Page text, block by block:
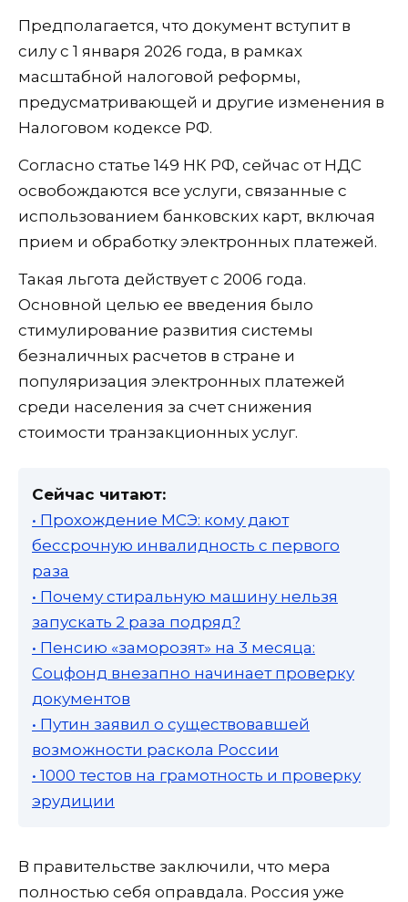
Предполагается, что документ вступит в
силу с 1 января 2026 года, в рамках
масштабной налоговой реформы,
предусматривающей и другие изменения в
Налоговом кодексе РФ.
Согласно статье 149 НК РФ, сейчас от НДС
освобождаются все услуги, связанные с
использованием банковских карт, включая
прием и обработку электронных платежей.
Такая льгота действует с 2006 года.
Основной целью ее введения было
стимулирование развития системы
безналичных расчетов в стране и
популяризация электронных платежей
среди населения за счет снижения
стоимости транзакционных услуг.
Сейчас читают:
• Прохождение МСЭ: кому дают
бессрочную инвалидность с первого
раза
• Почему стиральную машину нельзя
запускать 2 раза подряд?
• Пенсию «заморозят» на 3 месяца:
Соцфонд внезапно начинает проверку
документов
• Путин заявил о существовавшей
возможности раскола России
• 1000 тестов на грамотность и проверку
эрудиции
В правительстве заключили, что мера
полностью себя оправдала. Россия уже